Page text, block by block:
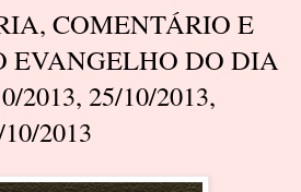
COMENTÁRIO E
EVANGELHO DO DIA
2013, 25/10/2013,
2013